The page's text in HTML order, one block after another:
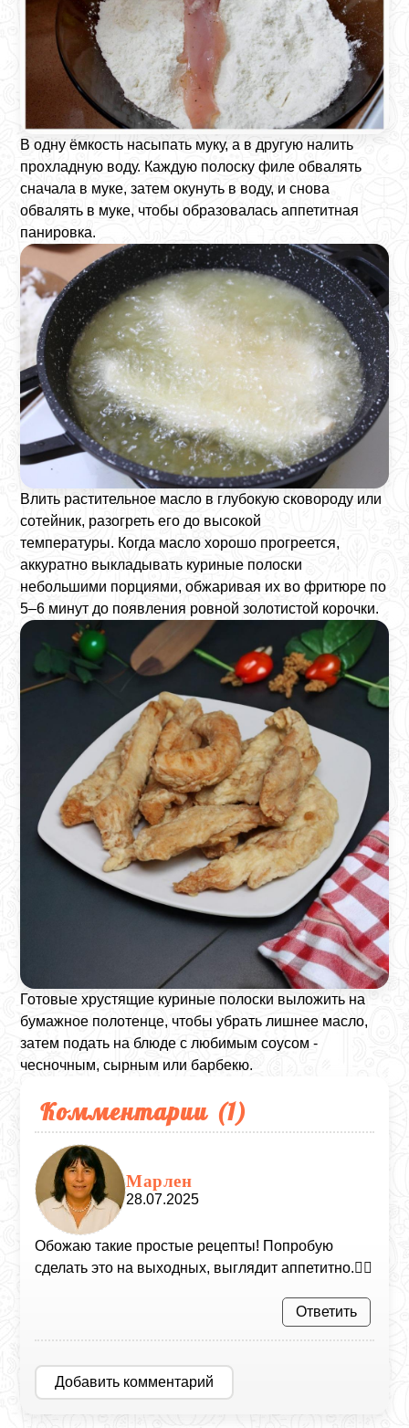
В одну ёмкость насыпать муку, а в другую налить
прохладную воду. Каждую полоску филе обвалять
сначала в муке, затем окунуть в воду, и снова
обвалять в муке, чтобы образовалась аппетитная
панировка.
Влить растительное масло в глубокую сковороду или
сотейник, разогреть его до высокой
температуры. Когда масло хорошо прогреется,
аккуратно выкладывать куриные полоски
небольшими порциями, обжаривая их во фритюре по
5–6 минут до появления ровной золотистой корочки.
Готовые хрустящие куриные полоски выложить на
бумажное полотенце, чтобы убрать лишнее масло,
затем подать на блюде с любимым соусом -
чесночным, сырным или барбекю.
Комментарии (1)
Марлен
28.07.2025
Обожаю такие простые рецепты! Попробую
сделать это на выходных, выглядит аппетитно.👍🏻
Ответить
Добавить комментарий